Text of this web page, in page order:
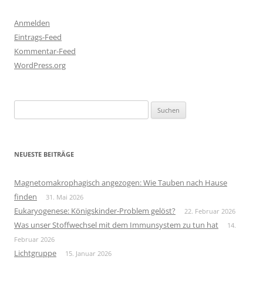
Anmelden
Eintrags-Feed
Kommentar-Feed
WordPress.org
nach:
NEUESTE BEITRÄGE
Magnetomakrophagisch angezogen: Wie Tauben nach Hause
finden
31. Mai 2026
Eukaryogenese: Königskinder-Problem gelöst? 22. Februar 2026
Was unser Stoffwechsel mit dem Immunsystem zu tun hat
14.
Februar 2026
Lichtgruppe 15. Januar 2026